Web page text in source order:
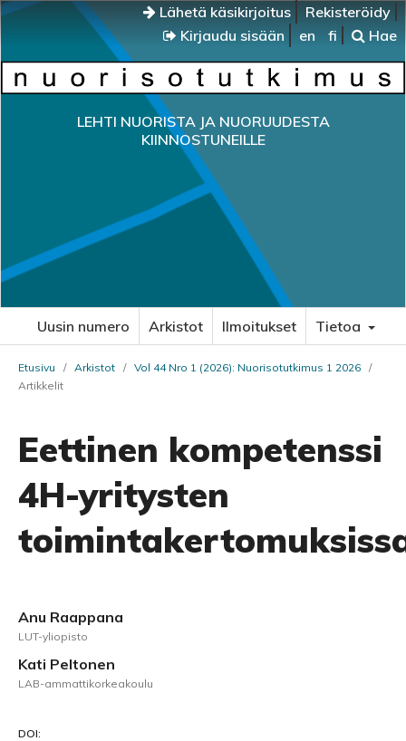
Lähetä käsikirjoitus
Rekisteröidy
Kirjaudu sisään
en fi Hae
LEHTI NUORISTA JA NUORUUDESTA
KIINNOSTUNEILLE
Uusin numero Arkistot Ilmoitukset Tietoa
Etusivu / Arkistot / Vol 44 Nro 1 (2026): Nuorisotutkimus 1 2026 /
Artikkelit
Eettinen kompetenssi
4H-yritysten
Anu Raappana
LUT-yliopisto
Kati Peltonen
LAB-ammattikorkeakoulu
DOI: